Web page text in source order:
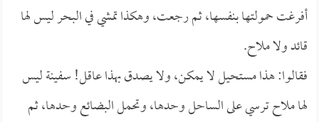
أفرغت حمولتها بنفسها، ثم رجعت، وهكذا تمشي في البحر ليس لها
قائد ولا ملاح.
فقالوا: هذا مستحيل لا يمكن، ولا يصدق بهذا عاقل! سفينة ليس
لها ملاح ترسي على الساحل وحدها، وتحمل البضائع وحدها، ثم